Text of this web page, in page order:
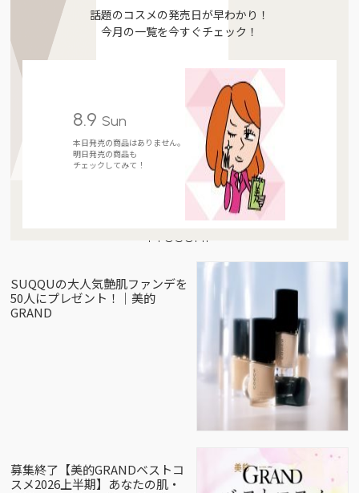
話題のコスメの発売日が早わかり！
今月の一覧を今すぐチェック！
8.9 Sun
本日発売の商品はありません。
明日発売の商品も
チェックしてみて！
Present
SUQQUの大人気艶肌ファンデを
50人にプレゼント！｜美的
GRAND
募集終了【美的GRANDベストコ
スメ2026上半期】あなたの肌・